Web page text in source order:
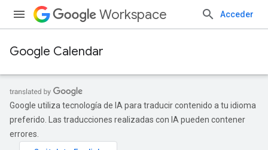
Workspace Acceder
Google Calendar
Google utiliza tecnología de IA para traducir contenido a tu idioma
preferido. Las traducciones realizadas con IA pueden contener
errores.